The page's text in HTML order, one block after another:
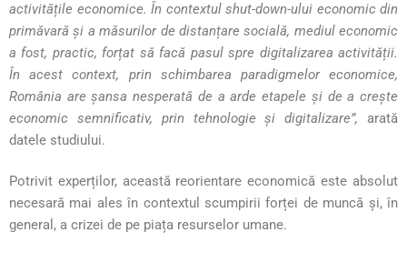
activitățile economice. În contextul shut-down-ului economic din
primăvară și a măsurilor de distanțare socială, mediul economic
a fost, practic, forțat să facă pasul spre digitalizarea activității.
În acest context, prin schimbarea paradigmelor economice,
România are șansa nesperată de a arde etapele și de a crește
economic semnificativ, prin tehnologie și digitalizare”, arată
datele studiului.
Potrivit experților, această reorientare economică este absolut
necesară mai ales în contextul scumpirii forței de muncă și, în
general, a crizei de pe piața resurselor umane.